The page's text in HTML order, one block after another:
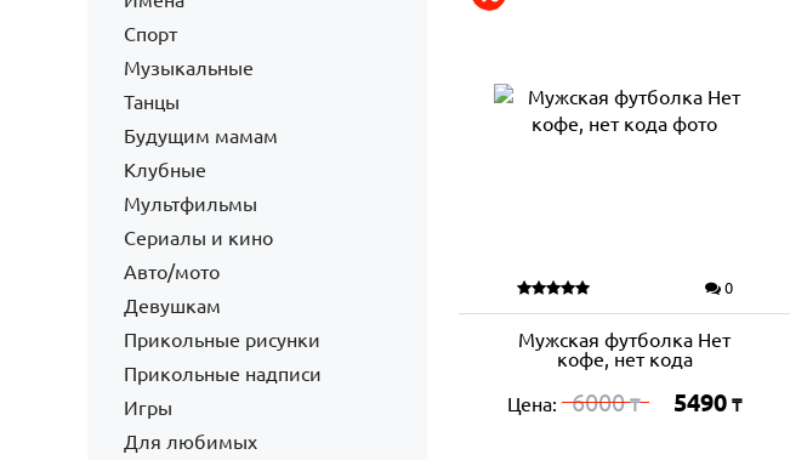
Спорт
Музыкальные
Танцы
Будущим мамам
Клубные
Мультфильмы
Сериалы и кино
Авто/мото
Девушкам
Прикольные рисунки
Прикольные надписи
Игры
Для любимых
0
Мужская футболка Нет
кофе, нет кода
Цена: 6000₸ 5490 ₸